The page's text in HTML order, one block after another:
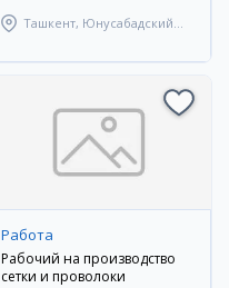
Ташкент, Юнусабадский
Работа
Рабочий на производство
сетки и проволоки